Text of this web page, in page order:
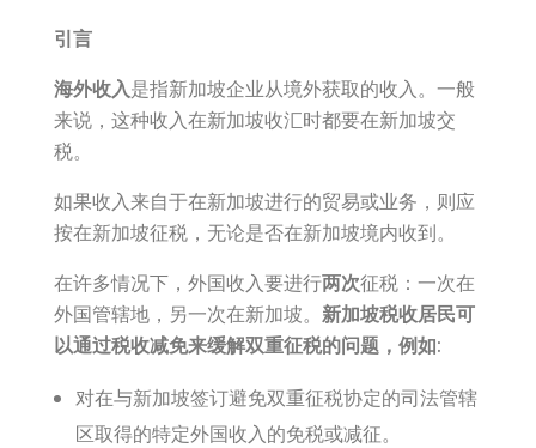
引言
海外收入是指新加坡企业从境外获取的收入。一般
来说，这种收入在新加坡收汇时都要在新加坡交
税。
如果收入来自于在新加坡进行的贸易或业务，则应
按在新加坡征税，无论是否在新加坡境内收到。
在许多情况下，外国收入要进行两次征税：一次在
外国管辖地，另一次在新加坡。 新加坡税收居民可
以通过税收减免来缓解双重征税的问题，例如:
对在与新加坡签订避免双重征税协定的司法管辖
区取得的特定外国收入的免税或减征。